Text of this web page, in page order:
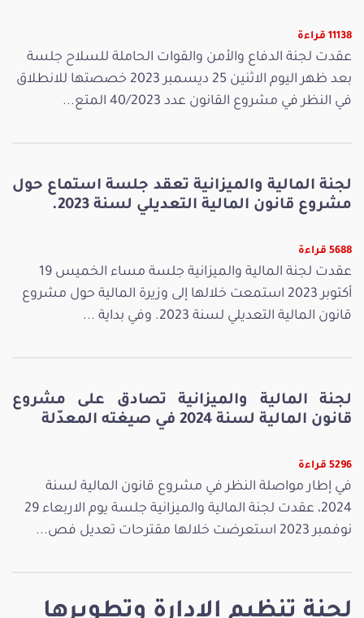
لجنة تنظيم الإدارة وتطويرها
11138 قراءة
عقدت لجنة الدفاع والأمن والقوات الحاملة للسلاح جلسة
بعد ظهر اليوم الاثنين 25 ديسمبر 2023 خصصتها للانطلاق
في النظر في مشروع القانون عدد 40/2023 المتع...
لجنة المالية والميزانية تعقد جلسة استماع حول
مشروع قانون المالية التعديلي لسنة 2023.
5688 قراءة
عقدت لجنة المالية والميزانية جلسة مساء الخميس 19
أكتوبر 2023 استمعت خلالها إلى وزيرة المالية حول مشروع
قانون المالية التعديلي لسنة 2023. وفي بداية ...
لجنة المالية والميزانية تصادق على مشروع
قانون المالية لسنة 2024 في صيغته المعدّلة
5296 قراءة
في إطار مواصلة النظر في مشروع قانون المالية لسنة
2024، عقدت لجنة المالية والميزانية جلسة يوم الاربعاء 29
نوفمبر 2023 استعرضت خلالها مقترحات تعديل فص...